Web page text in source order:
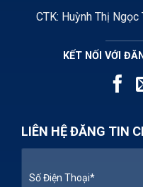
CTK: Huỳnh Thị Ngọc
KẾT NỐI VỚI
LIÊN HỆ ĐĂNG TIN